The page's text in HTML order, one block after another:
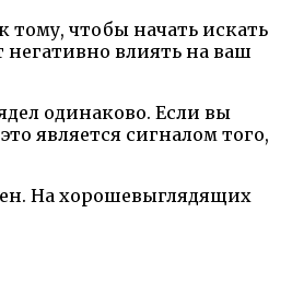
чтобы начать искать
влиять на ваш
одинаково. Если вы
является сигналом того,
На хорошевыглядящих